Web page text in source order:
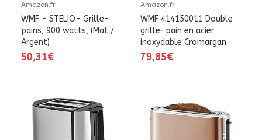
Amazon.fr
WMF - STELIO- Grille-
pains, 900 watts, (Mat /
Argent)
50,31€
Amazon.fr
WMF 414150011 Double
grille-pain en acier
inoxydable Cromargan
79,85€